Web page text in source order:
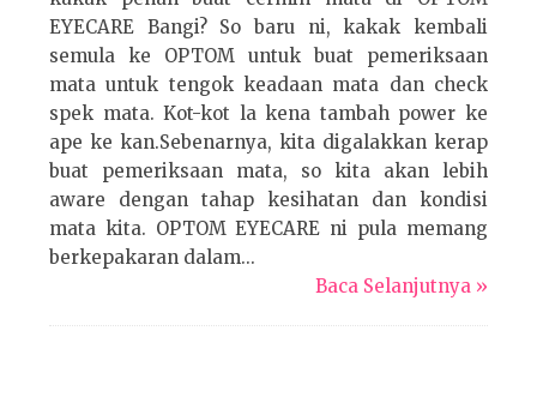
EYECARE Bangi? So baru ni, kakak kembali
semula ke OPTOM untuk buat pemeriksaan
mata untuk tengok keadaan mata dan check
spek mata. Kot-kot la kena tambah power ke
ape ke kan.Sebenarnya, kita digalakkan kerap
buat pemeriksaan mata, so kita akan lebih
aware dengan tahap kesihatan dan kondisi
mata kita. OPTOM EYECARE ni pula memang
berkepakaran dalam...
Baca Selanjutnya »